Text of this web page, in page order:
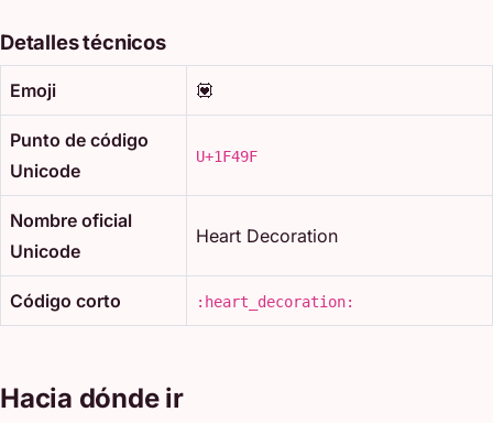
Detalles técnicos
Emoji 💟
Punto de código
Unicode
U+1F49F
Nombre oficial
Unicode
Heart Decoration
Código corto :heart_decoration:
Hacia dónde ir